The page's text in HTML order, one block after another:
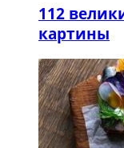
112
картины